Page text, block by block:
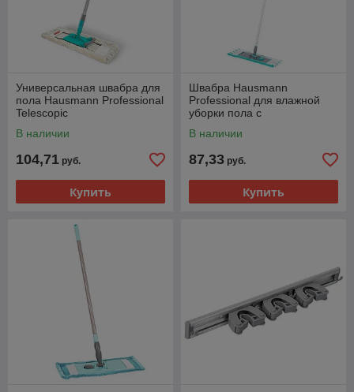
Универсальная швабра для
пола Hausmann Professional
Telescopic
В наличии
104,71 руб.
Купить
Швабра Hausmann
Professional для влажной
уборки пола с
В наличии
87,33 руб.
Купить